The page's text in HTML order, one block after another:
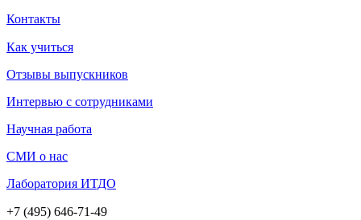
Контакты
Как учиться
Отзывы выпускников
Интервью с сотрудниками
Научная работа
СМИ о нас
Лаборатория ИТДО
+7 (495) 646-71-49